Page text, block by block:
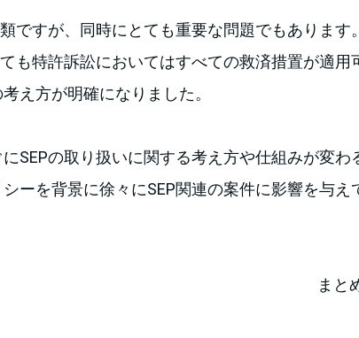
ですが、同時にとても重要な問題でもあります
も特許訴訟においてはすべての救済措置が適用
え方が明確になりました。
SEPの取り扱いに関する考え方や仕組みが変わ
ーを背景に徐々にSEP関連の案件に影響を与え
まと